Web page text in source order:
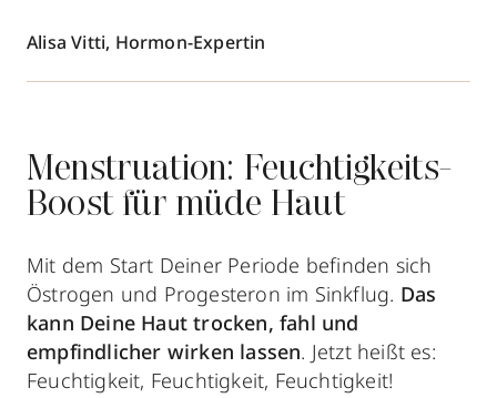
Alisa Vitti, Hormon-Expertin
Menstruation: Feuchtigkeits-
Boost für müde Haut
Mit dem Start Deiner Periode befinden sich
Östrogen und Progesteron im Sinkflug. Das
kann Deine Haut trocken, fahl und
empfindlicher wirken lassen. Jetzt heißt es:
Feuchtigkeit, Feuchtigkeit, Feuchtigkeit!